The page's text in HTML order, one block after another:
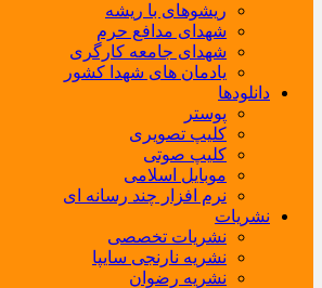
ریشوهای با ریشه
شهدای مدافع حرم
شهدای جامعه کارگری
یادمان های شهدا کشور
دانلودها
پوستر
کلیپ تصویری
کلیپ صوتی
موبایل اسلامی
نرم افزار چند رسانه ای
نشریات
نشریات تخصصی
نشریه نارنجی سایپا
نشریه رضوان